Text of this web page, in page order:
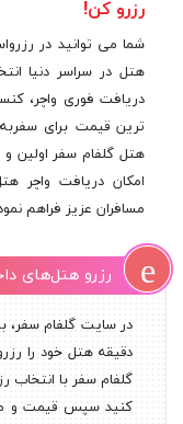
رزرو کن!
هتل در سراسر دنیا
هتل گلفام سفر اولین
امکان دریافت واچر
مسافران عزیز فراهم
رزرو هتل‌های
در سایت گلفام سفر،
دقیقه هتل خود را
گلفام سفر با انتخاب
کنید سپس قیمت و